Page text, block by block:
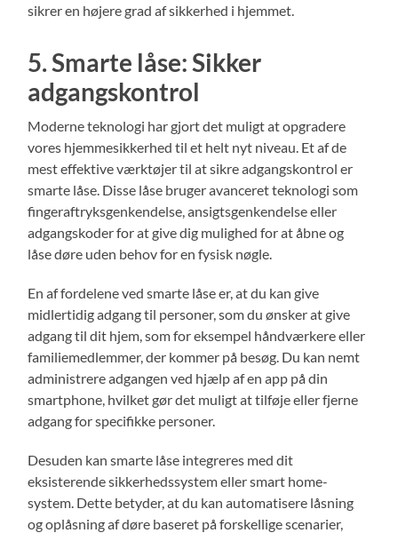
sikrer en højere grad af sikkerhed i hjemmet.
5. Smarte låse: Sikker
adgangskontrol
Moderne teknologi har gjort det muligt at opgradere
vores hjemmesikkerhed til et helt nyt niveau. Et af de
mest effektive værktøjer til at sikre adgangskontrol er
smarte låse. Disse låse bruger avanceret teknologi som
fingeraftryksgenkendelse, ansigtsgenkendelse eller
adgangskoder for at give dig mulighed for at åbne og
låse døre uden behov for en fysisk nøgle.
En af fordelene ved smarte låse er, at du kan give
midlertidig adgang til personer, som du ønsker at give
adgang til dit hjem, som for eksempel håndværkere eller
familiemedlemmer, der kommer på besøg. Du kan nemt
administrere adgangen ved hjælp af en app på din
smartphone, hvilket gør det muligt at tilføje eller fjerne
adgang for specifikke personer.
Desuden kan smarte låse integreres med dit
eksisterende sikkerhedssystem eller smart home-
system. Dette betyder, at du kan automatisere låsning
og oplåsning af døre baseret på forskellige scenarier,